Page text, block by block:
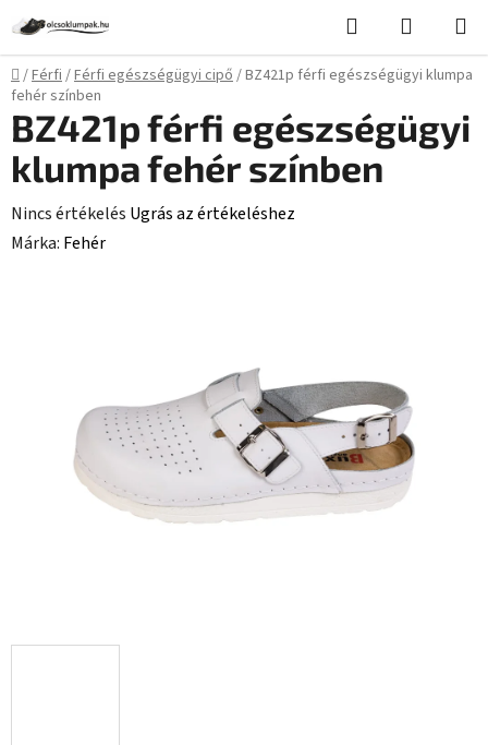
fő
tartalomhoz
Keresés KOSÁR
Kezdőlap
/Férfi/Férfi egészségügyi cipő/BZ421p férfi egészségügyi klumpa
fehér színben
BZ421p férfi egészségügyi
klumpa fehér színben
A
termék
Nincs értékelés Ugrás az értékeléshez
Márka: Fehér